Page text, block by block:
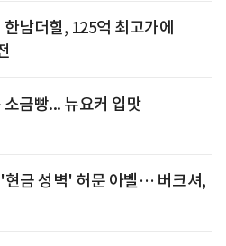
남더힐, 125억 최고가에
금빵... 뉴요커 입맛
현금 성벽' 허문 아벨… 버크셔,